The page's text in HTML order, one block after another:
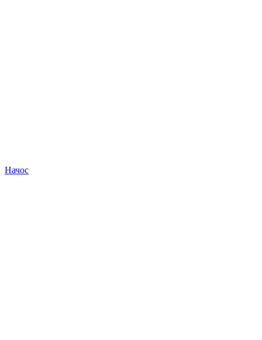
Начос